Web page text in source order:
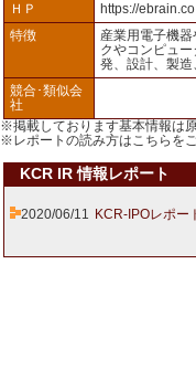
ＨＰ
https://
特徴
産業用電子機
クやコンピュ
発、設計、製
競合･類似会
社
※掲載しております基本情報は
※レポートの読み方はこちら を
KCR IR 情報レポート
2020/06/11 KCR-IPOレポー